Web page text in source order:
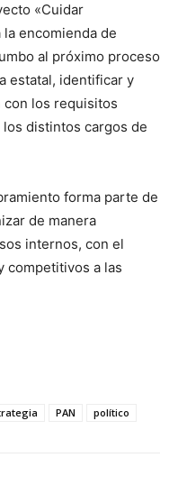
«Cuidar
encomienda de
al próximo proceso
estatal, identificar y
los requisitos
distintos cargos de
forma parte de
de manera
internos, con el
competitivos a las
PAN político